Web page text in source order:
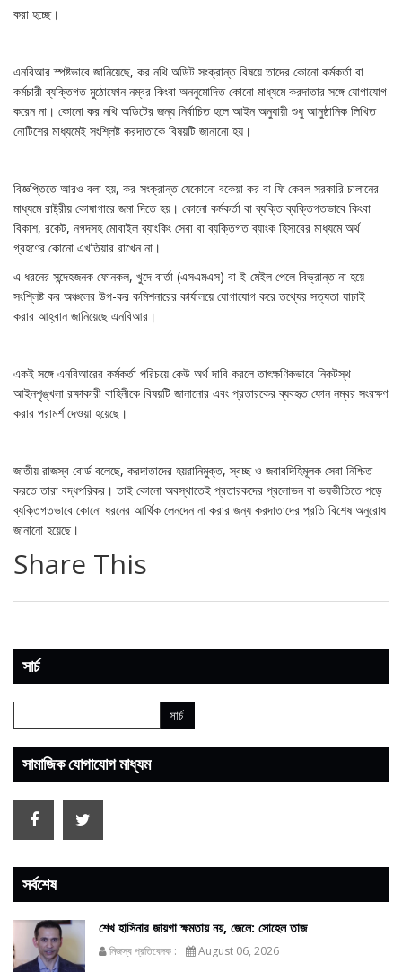
করা হচ্ছে।
এনবিআর স্পষ্টভাবে জানিয়েছে, কর নথি অডিট সংক্রান্ত বিষয়ে তাদের কোনো কর্মকর্তা বা
কর্মচারী ব্যক্তিগত মুঠোফোন নম্বর কিংবা অননুমোদিত কোনো মাধ্যমে করদাতার সঙ্গে যোগাযোগ
করেন না। কোনো কর নথি অডিটের জন্য নির্বাচিত হলে আইন অনুযায়ী শুধু আনুষ্ঠানিক লিখিত
নোটিশের মাধ্যমেই সংশ্লিষ্ট করদাতাকে বিষয়টি জানানো হয়।
বিজ্ঞপ্তিতে আরও বলা হয়, কর-সংক্রান্ত যেকোনো বকেয়া কর বা ফি কেবল সরকারি চালানের
মাধ্যমে রাষ্ট্রীয় কোষাগারে জমা দিতে হয়। কোনো কর্মকর্তা বা ব্যক্তি ব্যক্তিগতভাবে কিংবা
বিকাশ, রকেট, নগদসহ মোবাইল ব্যাংকিং সেবা বা ব্যক্তিগত ব্যাংক হিসাবের মাধ্যমে অর্থ
গ্রহণের কোনো এখতিয়ার রাখেন না।
এ ধরনের সন্দেহজনক ফোনকল, খুদে বার্তা (এসএমএস) বা ই-মেইল পেলে বিভ্রান্ত না হয়ে
সংশ্লিষ্ট কর অঞ্চলের উপ-কর কমিশনারের কার্যালয়ে যোগাযোগ করে তথ্যের সত্যতা যাচাই
করার আহ্বান জানিয়েছে এনবিআর।
একই সঙ্গে এনবিআরের কর্মকর্তা পরিচয়ে কেউ অর্থ দাবি করলে তাৎক্ষণিকভাবে নিকটস্থ
আইনশৃঙ্খলা রক্ষাকারী বাহিনীকে বিষয়টি জানানোর এবং প্রতারকের ব্যবহৃত ফোন নম্বর সংরক্ষণ
করার পরামর্শ দেওয়া হয়েছে।
জাতীয় রাজস্ব বোর্ড বলেছে, করদাতাদের হয়রানিমুক্ত, স্বচ্ছ ও জবাবদিহিমূলক সেবা নিশ্চিত
করতে তারা বদ্ধপরিকর। তাই কোনো অবস্থাতেই প্রতারকদের প্রলোভন বা ভয়ভীতিতে পড়ে
ব্যক্তিগতভাবে কোনো ধরনের আর্থিক লেনদেন না করার জন্য করদাতাদের প্রতি বিশেষ অনুরোধ
জানানো হয়েছে।
Share This
সার্চ
সামাজিক যোগাযোগ মাধ্যম
সর্বশেষ
শেখ হাসিনার জায়গা ক্ষমতায় নয়, জেলে: সোহেল তাজ
নিজস্ব প্রতিবেদক : August 06, 2026